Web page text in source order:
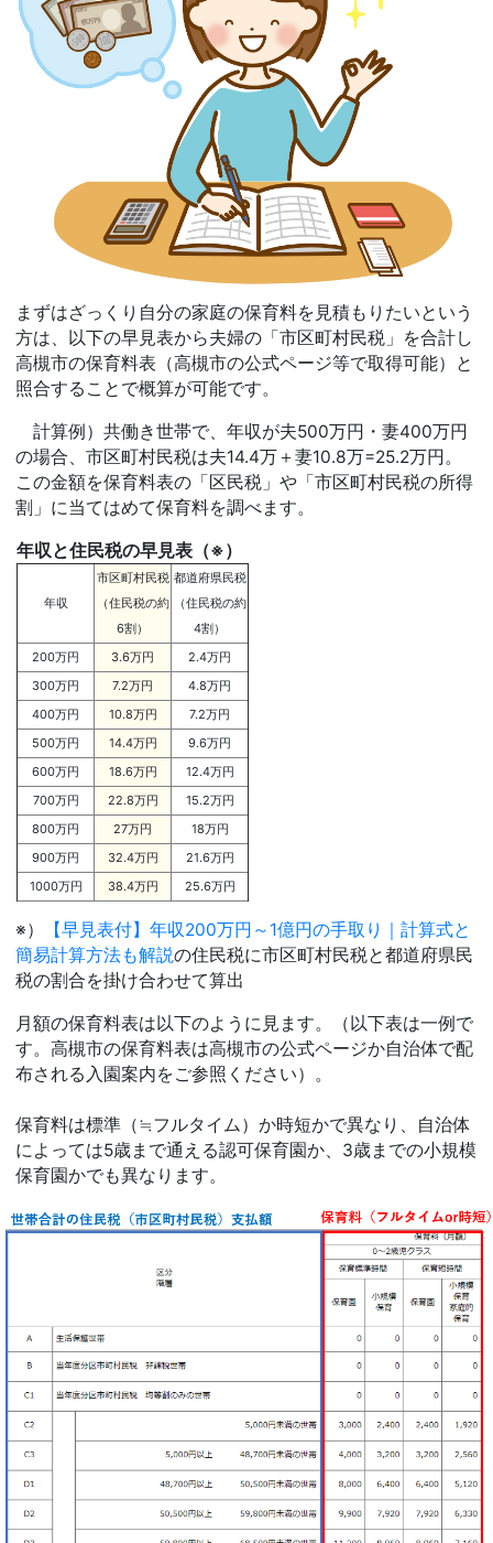
まずはざっくり自分の家庭の保育料を見積もりたいという
方は、以下の早見表から夫婦の「市区町村民税」を合計し
高槻市の保育料表（高槻市の公式ページ等で取得可能）と
照合することで概算が可能です。
計算例）共働き世帯で、年収が夫500万円・妻400万円
の場合、市区町村民税は夫14.4万＋妻10.8万=25.2万円。
この金額を保育料表の「区民税」や「市区町村民税の所得
割」に当てはめて保育料を調べます。
年収と住民税の早見表（※）
年収
市区町村民税
（住民税の約
6割）
都道府県民税
（住民税の約
4割）
200万円
3.6万円
2.4万円
300万円
7.2万円
4.8万円
400万円
10.8万円
7.2万円
500万円
14.4万円
9.6万円
600万円
18.6万円
12.4万円
700万円
22.8万円
15.2万円
800万円
27万円
18万円
900万円
32.4万円
21.6万円
1000万円
38.4万円 25.6万円
※）
【早見表付】年収200万円～1億円の手取り｜計算式と
簡易計算方法も解説の住民税に市区町村民税と都道府県民
税の割合を掛け合わせて算出
月額の保育料表は以下のように見ます。（以下表は一例で
す。高槻市の保育料表は高槻市の公式ページか自治体で配
布される入園案内をご参照ください）。
保育料は標準（≒フルタイム）か時短かで異なり、自治体
によっては5歳まで通える認可保育園か、3歳までの小規模
保育園かでも異なります。